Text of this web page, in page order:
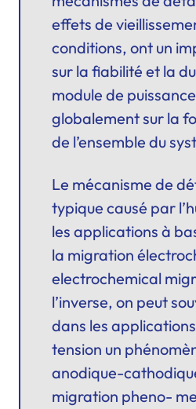
effets de
conditions, ont un
sur la fiabilité et la
module de
globalement sur la
de l’ensemble du
Le mécanisme de
typique causé par
les applications à
la migration
electrochemical
l’inverse, on peut
dans les
tension un
anodique-
migration pheno-